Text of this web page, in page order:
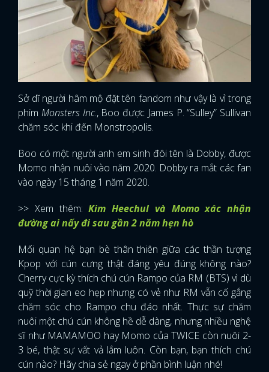
Sở dĩ người hâm mộ đặt tên fandom như vậy là vì trong
phim Monsters Inc., Boo được James P. “Sulley” Sullivan
chăm sóc khi đến Monstropolis.
Boo có một người anh em sinh đôi tên là Dobby, được
Momo nhận nuôi vào năm 2020. Dobby ra mắt các fan
vào ngày 15 tháng 1 năm 2020.
>> Xem thêm: Kim Heechul và Momo xác nhận
đường ai nấy đi sau gần 2 năm hẹn hò
Mối quan hệ bạn bè thân thiên giữa các thần tượng
Kpop với cún cưng thật đáng yêu đúng không nào?
Cherry cực kỳ thích chú cún Rampo của RM (BTS) vì dù
quỹ thời gian eo hẹp nhưng có vẻ như RM vẫn cố gắng
chăm sóc cho Rampo chu đáo nhất. Thực sự chăm
nuôi một chú cún không hề dễ dàng, nhưng nhiều nghệ
sĩ như MAMAMOO hay Momo của TWICE còn nuôi 2-
3 bé, thật sự vất vả lắm luôn. Còn bạn, bạn thích chú
cún nào? Hãy chia sẻ ngay ở phần bình luận nhé!